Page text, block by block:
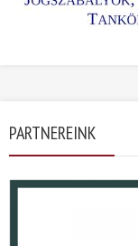
PARTNEREINK